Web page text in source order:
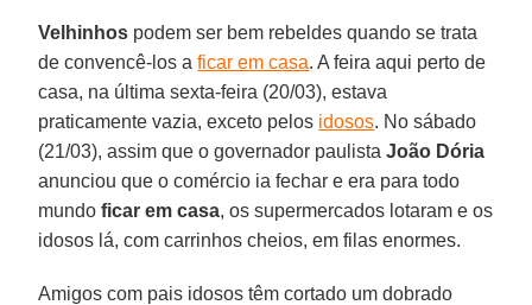
Velhinhos podem ser bem rebeldes quando se trata
de convencê-los a ficar em casa. A feira aqui perto de
casa, na última sexta-feira (20/03), estava
praticamente vazia, exceto pelos idosos. No sábado
(21/03), assim que o governador paulistaJoão Dória
anunciou que o comércio ia fechar e era para todo
mundoficar em casa, os supermercados lotaram e os
idosos lá, com carrinhos cheios, em filas enormes.
Amigos com pais idosos têm cortado um dobrado